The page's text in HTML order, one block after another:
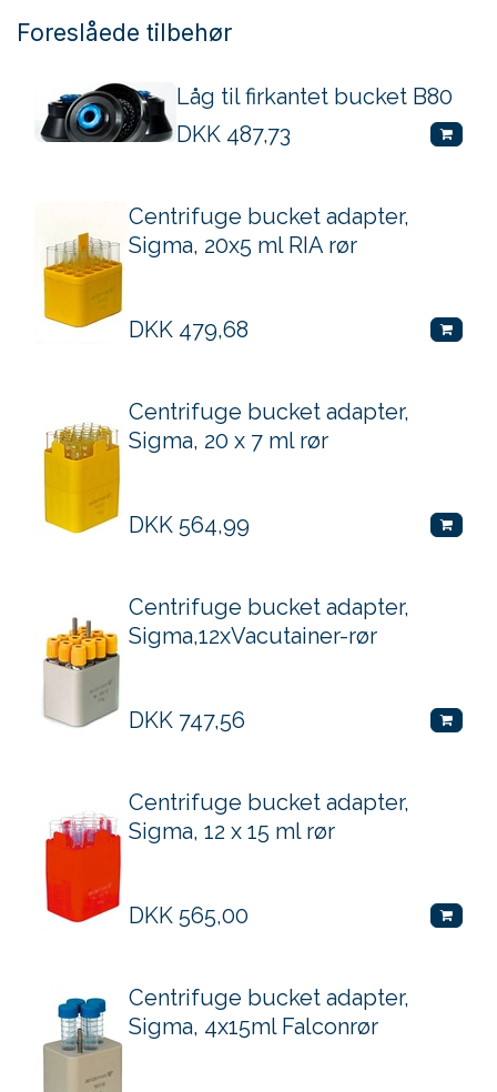
Foreslåede tilbehør
Låg til firkantet bucket B80
DKK 487,73
Centrifuge bucket adapter,
Sigma, 20x5 ml RIA rør
DKK 479,68
Centrifuge bucket adapter,
Sigma, 20 x 7 ml rør
DKK 564,99
Centrifuge bucket adapter,
Sigma,12xVacutainer-rør
DKK 747,56
Centrifuge bucket adapter,
Sigma, 12 x 15 ml rør
DKK 565,00
Centrifuge bucket adapter,
Sigma, 4x15ml Falconrør